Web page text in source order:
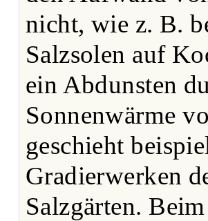
nicht, wie z. B.
Salzsolen auf
ein Abdunsten
Sonnenwärme
geschieht
Gradierwerken
Salzgärten.